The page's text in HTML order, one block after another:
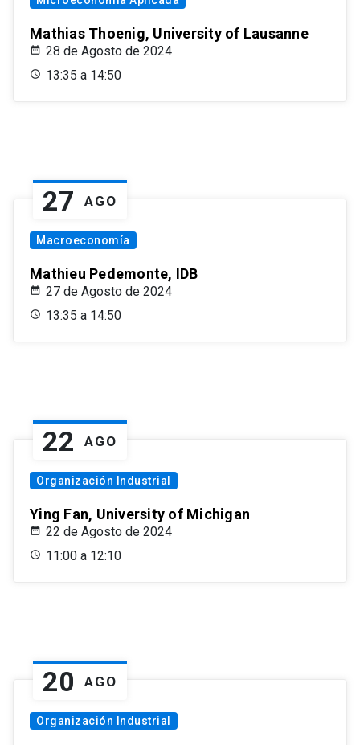
Mathias Thoenig, University of Lausanne
28 de Agosto de 2024
13:35 a 14:50
27 AGO
Macroeconomía
Mathieu Pedemonte, IDB
27 de Agosto de 2024
13:35 a 14:50
22 AGO
Organización Industrial
Ying Fan, University of Michigan
22 de Agosto de 2024
11:00 a 12:10
20 AGO
Organización Industrial